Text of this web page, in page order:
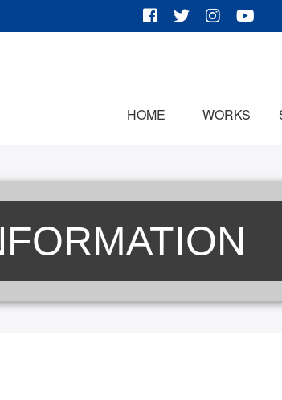
HOME WORKS